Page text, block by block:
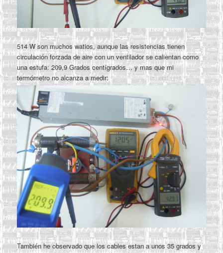
514 W son muchos watios, aunque las resistencias tienen
circulación forzada de aire con un ventilador se calientan como
una estufa: 209,9 Grados centígrados… y mas que mi
termómetro no alcanza a medir:
También he observado que los cables estan a unos 35 grados y